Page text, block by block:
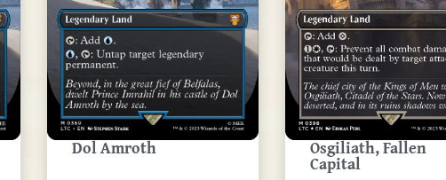
Dol Amroth Osgiliath, Fallen
Capital